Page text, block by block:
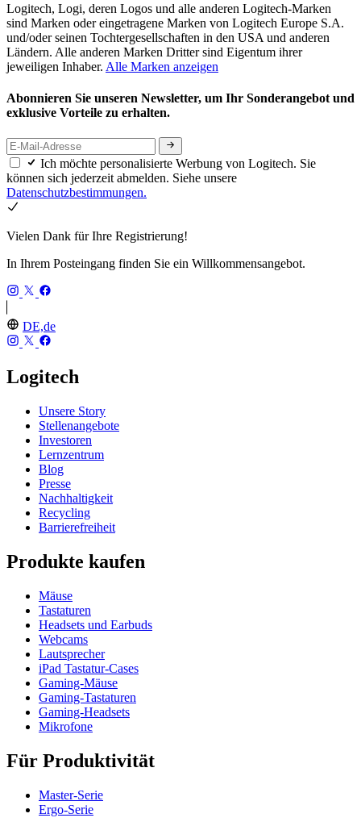
Logitech, Logi, deren Logos und alle anderen Logitech-Marken
sind Marken oder eingetragene Marken von Logitech Europe S.A.
und/oder seinen Tochtergesellschaften in den USA und anderen
Ländern. Alle anderen Marken Dritter sind Eigentum ihrer
jeweiligen Inhaber. Alle Marken anzeigen
Abonnieren Sie unseren Newsletter, um Ihr Sonderangebot und
exklusive Vorteile zu erhalten.
Ich möchte personalisierte Werbung von Logitech. Sie
können sich jederzeit abmelden. Siehe unsere
Datenschutzbestimmungen.
Vielen Dank für Ihre Registrierung!
In Ihrem Posteingang finden Sie ein Willkommensangebot.
DE,de
Logitech
Unsere Story
Stellenangebote
Investoren
Lernzentrum
Blog
Presse
Nachhaltigkeit
Recycling
Barrierefreiheit
Produkte kaufen
Mäuse
Tastaturen
Headsets und Earbuds
Webcams
Lautsprecher
iPad Tastatur-Cases
Gaming-Mäuse
Gaming-Tastaturen
Gaming-Headsets
Mikrofone
Für Produktivität
Master-Serie
Ergo-Serie